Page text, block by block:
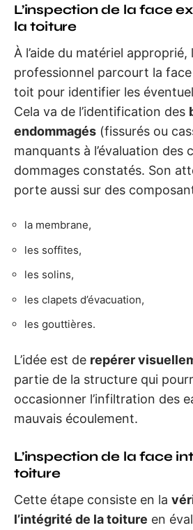
L’inspection de la face
la toiture
À l’aide du matériel approprié,
professionnel parcourt la
toit pour identifier les
Cela va de l’identification des
endommagés (fissurés ou
manquants à l’évaluation des
dommages constatés. Son
porte aussi sur des
la membrane,
les soffites,
les solins,
les clapets d’évacuation,
les gouttières.
L’idée est de repérer
partie de la structure qui
occasionner l’infiltration des
mauvais écoulement.
L’inspection de la face
toiture
Cette étape consiste en la
l’intégrité de la toiture en